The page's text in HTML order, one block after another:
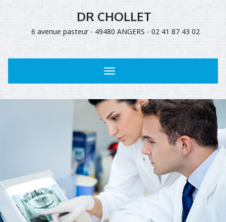
DR CHOLLET
6 avenue pasteur - 49480 ANGERS - 02 41 87 43 02
Toggle
navigation